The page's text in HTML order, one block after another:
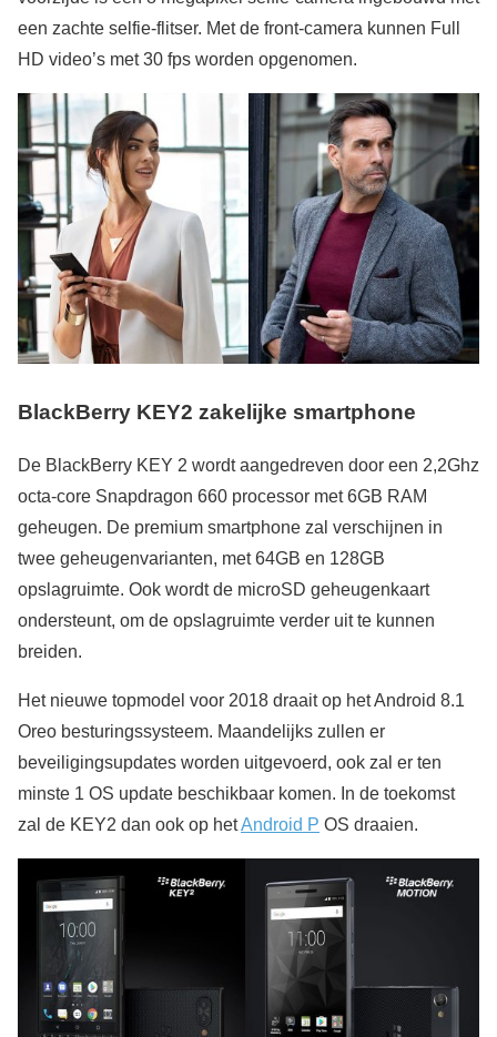
een zachte selfie-flitser. Met de front-camera kunnen Full
HD video’s met 30 fps worden opgenomen.
BlackBerry KEY2 zakelijke smartphone
De BlackBerry KEY 2 wordt aangedreven door een 2,2Ghz
octa-core Snapdragon 660 processor met 6GB RAM
geheugen. De premium smartphone zal verschijnen in
twee geheugenvarianten, met 64GB en 128GB
opslagruimte. Ook wordt de microSD geheugenkaart
ondersteunt, om de opslagruimte verder uit te kunnen
breiden.
Het nieuwe topmodel voor 2018 draait op het Android 8.1
Oreo besturingssysteem. Maandelijks zullen er
beveiligingsupdates worden uitgevoerd, ook zal er ten
minste 1 OS update beschikbaar komen. In de toekomst
zal de KEY2 dan ook op hetAndroid P OS draaien.